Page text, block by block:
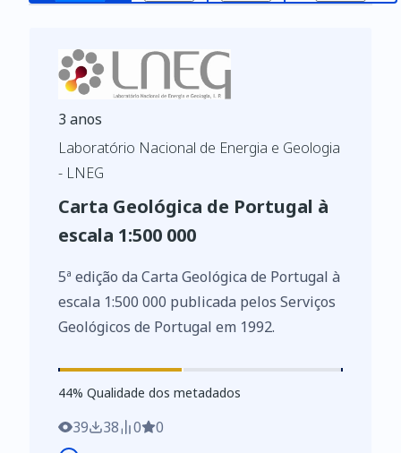
3 anos
Laboratório Nacional de Energia e Geologia
- LNEG
Carta Geológica de Portugal à
escala 1:500 000
5ª edição da Carta Geológica de Portugal à
escala 1:500 000 publicada pelos Serviços
Geológicos de Portugal em 1992.
44%
44% Qualidade dos metadados
39 38 0 0